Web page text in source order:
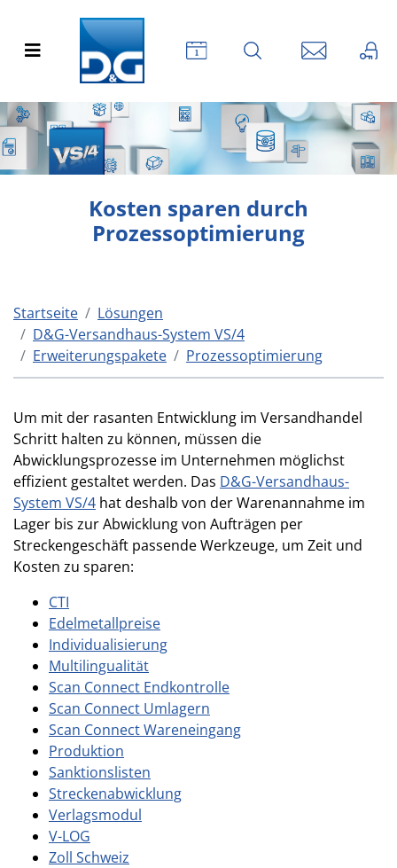
Kosten sparen durch
Prozessoptimierung
Startseite
Lösungen
D&G-Versandhaus-System VS/4
Erweiterungspakete
Prozessoptimierung
Um mit der rasanten Entwicklung im Versandhandel
Schritt halten zu können, müssen die
Abwicklungsprozesse im Unternehmen möglichst
effizient gestaltet werden. Das D&G-Versandhaus-
System VS/4 hat deshalb von der Warenannahme im
Lager bis zur Abwicklung von Aufträgen per
Streckengeschäft passende Werkzeuge, um Zeit und
Kosten zu sparen:
CTI
Edelmetallpreise
Individualisierung
Multilingualität
Scan Connect Endkontrolle
Scan Connect Umlagern
Scan Connect Wareneingang
Produktion
Sanktionslisten
Streckenabwicklung
Verlagsmodul
V-LOG
Zoll Schweiz